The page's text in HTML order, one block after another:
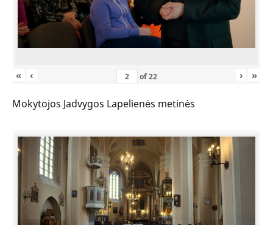
« ‹ of22 › »
Mokytojos Jadvygos Lapelienės metinės